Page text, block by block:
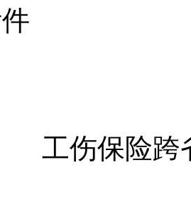
工伤保险跨省